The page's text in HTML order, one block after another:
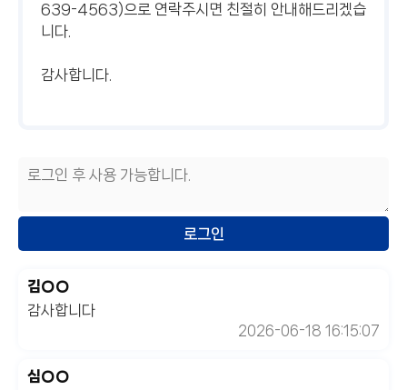
639-4563)으로 연락주시면 친절히 안내해드리겠습
니다.
감사합니다.
김○○
감사합니다
2026-06-18 16:15:07
심○○